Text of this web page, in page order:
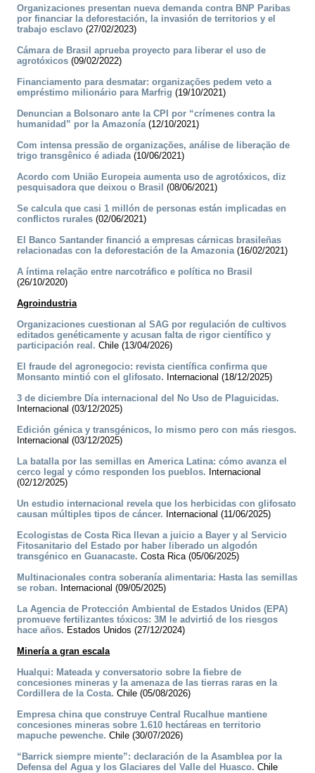
Organizaciones presentan nueva demanda contra BNP Paribas
por financiar la deforestación, la invasión de territorios y el
trabajo esclavo (27/02/2023)
Cámara de Brasil aprueba proyecto para liberar el uso de
agrotóxicos (09/02/2022)
Financiamento para desmatar: organizações pedem veto a
empréstimo milionário para Marfrig (19/10/2021)
Denuncian a Bolsonaro ante la CPI por “crímenes contra la
humanidad” por la Amazonía(12/10/2021)
Com intensa pressão de organizações, análise de liberação de
trigo transgênico é adiada(10/06/2021)
Acordo com União Europeia aumenta uso de agrotóxicos, diz
pesquisadora que deixou o Brasil (08/06/2021)
Se calcula que casi 1 millón de personas están implicadas en
conflictos rurales (02/06/2021)
El Banco Santander financió a empresas cárnicas brasileñas
relacionadas con la deforestación de la Amazonia(16/02/2021)
A íntima relação entre narcotráfico e política no Brasil
(26/10/2020)
Agroindustria
Organizaciones cuestionan al SAG por regulación de cultivos
editados genéticamente y acusan falta de rigor científico y
participación real. Chile (13/04/2026)
El fraude del agronegocio: revista científica confirma que
Monsanto mintió con el glifosato. Internacional (18/12/2025)
3 de diciembre Día internacional del No Uso de Plaguicidas.
Internacional (03/12/2025)
Edición génica y transgénicos, lo mismo pero con más riesgos.
Internacional (03/12/2025)
La batalla por las semillas en America Latina: cómo avanza el
cerco legal y cómo responden los pueblos. Internacional
(02/12/2025)
Un estudio internacional revela que los herbicidas con glifosato
causan múltiples tipos de cáncer. Internacional (11/06/2025)
Ecologistas de Costa Rica llevan a juicio a Bayer y al Servicio
Fitosanitario del Estado por haber liberado un algodón
transgénico en Guanacaste. Costa Rica (05/06/2025)
Multinacionales contra soberanía alimentaria: Hasta las semillas
se roban. Internacional (09/05/2025)
La Agencia de Protección Ambiental de Estados Unidos (EPA)
promueve fertilizantes tóxicos: 3M le advirtió de los riesgos
hace años. Estados Unidos (27/12/2024)
Minería a gran escala
Hualqui: Mateada y conversatorio sobre la fiebre de
concesiones mineras y la amenaza de las tierras raras en la
Cordillera de la Costa. Chile (05/08/2026)
Empresa china que construye Central Rucalhue mantiene
concesiones mineras sobre 1.610 hectáreas en territorio
mapuche pewenche. Chile (30/07/2026)
“Barrick siempre miente”: declaración de la Asamblea por la
Defensa del Agua y los Glaciares del Valle del Huasco. Chile